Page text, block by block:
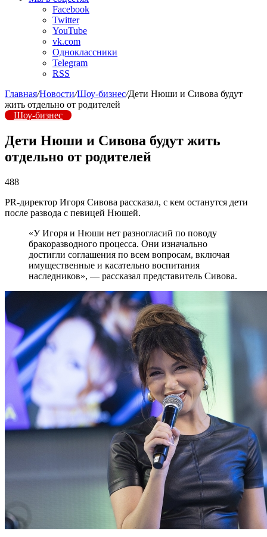
Facebook
Twitter
YouTube
vk.com
Одноклассники
Telegram
RSS
Главная/Новости/Шоу-бизнес/Дети Нюши и Сивова будут
жить отдельно от родителей
Шоу-бизнес
Дети Нюши и Сивова будут жить
отдельно от родителей
488
PR-директор Игоря Сивова рассказал, с кем останутся дети
после развода с певицей Нюшей.
«У Игоря и Нюши нет разногласий по поводу
бракоразводного процесса. Они изначально
достигли соглашения по всем вопросам, включая
имущественные и касательно воспитания
наследников», — рассказал представитель Сивова.